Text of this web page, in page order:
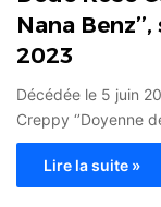
Nana
2023
Décédée le 5 juin
Creppy ‘’Doyenne
Lire la suite »